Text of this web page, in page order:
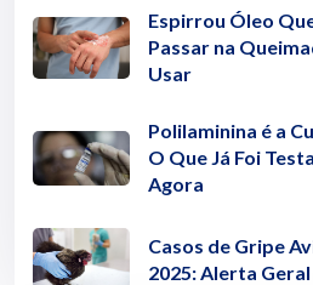
Espirrou Óleo
Passar na
Usar
Polilaminina é a
O Que Já Foi
Agora
Casos de Gripe
2025: Alerta Geral